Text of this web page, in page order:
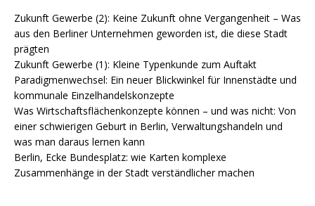
Zukunft Gewerbe (2): Keine Zukunft ohne Vergangenheit – Was
aus den Berliner Unternehmen geworden ist, die diese Stadt
prägten
Zukunft Gewerbe (1): Kleine Typenkunde zum Auftakt
Paradigmenwechsel: Ein neuer Blickwinkel für Innenstädte und
kommunale Einzelhandelskonzepte
Was Wirtschaftsflächenkonzepte können – und was nicht: Von
einer schwierigen Geburt in Berlin, Verwaltungshandeln und
was man daraus lernen kann
Berlin, Ecke Bundesplatz: wie Karten komplexe
Zusammenhänge in der Stadt verständlicher machen